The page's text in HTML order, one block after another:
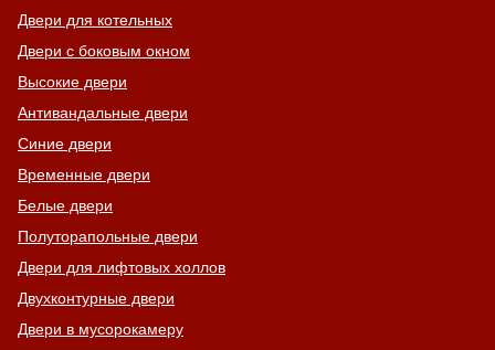
Двери для котельных
Двери с боковым окном
Высокие двери
Антивандальные двери
Синие двери
Временные двери
Белые двери
Полуторапольные двери
Двери для лифтовых холлов
Двухконтурные двери
Двери в мусорокамеру